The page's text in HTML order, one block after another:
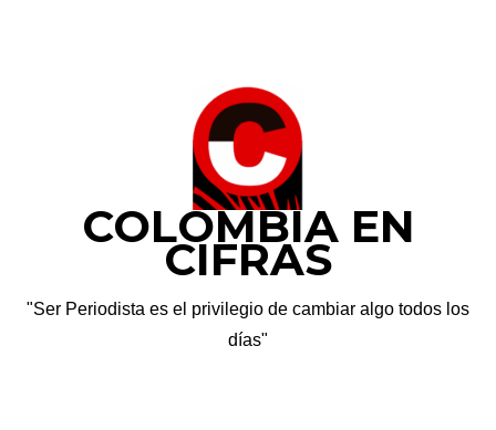
COLOMBIA EN
CIFRAS
"Ser Periodista es el privilegio de cambiar algo todos los
días"